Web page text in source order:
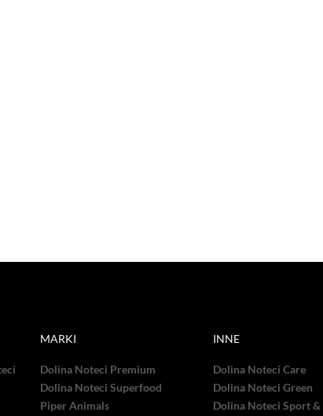
MARKI
Dolina Noteci Premium
Dolina Noteci Superfood
Piper Animals
INNE
Dolina Noteci Care
Dolina Noteci Green
Dolina Noteci Sport &